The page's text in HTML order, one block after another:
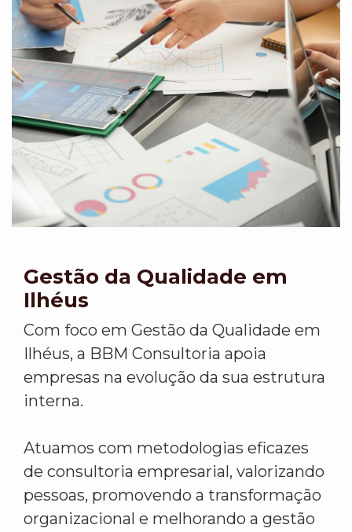
Gestão da Qualidade em
Ilhéus
Com foco em Gestão da Qualidade em
Ilhéus, a BBM Consultoria apoia
empresas na evolução da sua estrutura
interna.
Atuamos com metodologias eficazes
de consultoria empresarial, valorizando
pessoas, promovendo a transformação
organizacional e melhorando a gestão